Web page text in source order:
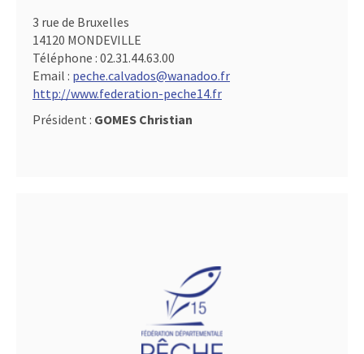
3 rue de Bruxelles
14120 MONDEVILLE
Téléphone : 02.31.44.63.00
Email : peche.calvados@wanadoo.fr
http://www.federation-peche14.fr
Président : GOMES Christian